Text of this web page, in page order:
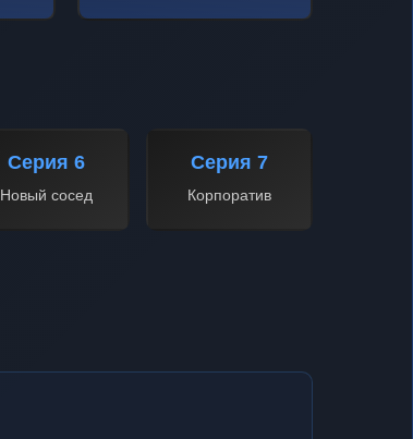
Серия 6
Новый сосед
Серия 7
Корпоратив